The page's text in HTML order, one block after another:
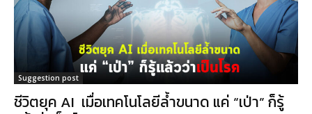
Suggestion post
ชีวิตยุค AI เมื่อเทคโนโลยีล้ำขนาด แค่ “เป่า” ก็รู้